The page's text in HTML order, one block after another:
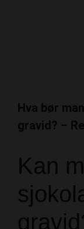
Hva bør
gravid? –
Kan